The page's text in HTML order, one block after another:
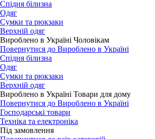
Спідня білизна
Одяг
Сумки та рюкзаки
Верхній одяг
Вироблено в Україні Чоловікам
Повернутися до Вироблено в Україні
Спідня білизна
Одяг
Сумки та рюкзаки
Верхній одяг
Вироблено в Україні Товари для дому
Повернутися до Вироблено в Україні
Господарські товари
Техніка та електроніка
Під замовлення